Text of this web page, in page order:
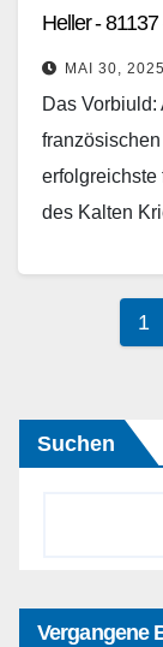
Heller - 81137
MAI 30, 2025
Das
erfolgreichste
des Kalten
1
Suchen
Vergangene